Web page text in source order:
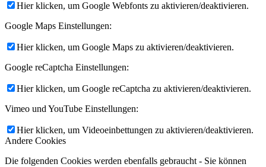
Hier klicken, um Google Webfonts zu aktivieren/deaktivieren.
Google Maps Einstellungen:
Hier klicken, um Google Maps zu aktivieren/deaktivieren.
Google reCaptcha Einstellungen:
Hier klicken, um Google reCaptcha zu aktivieren/deaktivieren.
Vimeo und YouTube Einstellungen:
Hier klicken, um Videoeinbettungen zu aktivieren/deaktivieren.
Andere Cookies
Die folgenden Cookies werden ebenfalls gebraucht - Sie können